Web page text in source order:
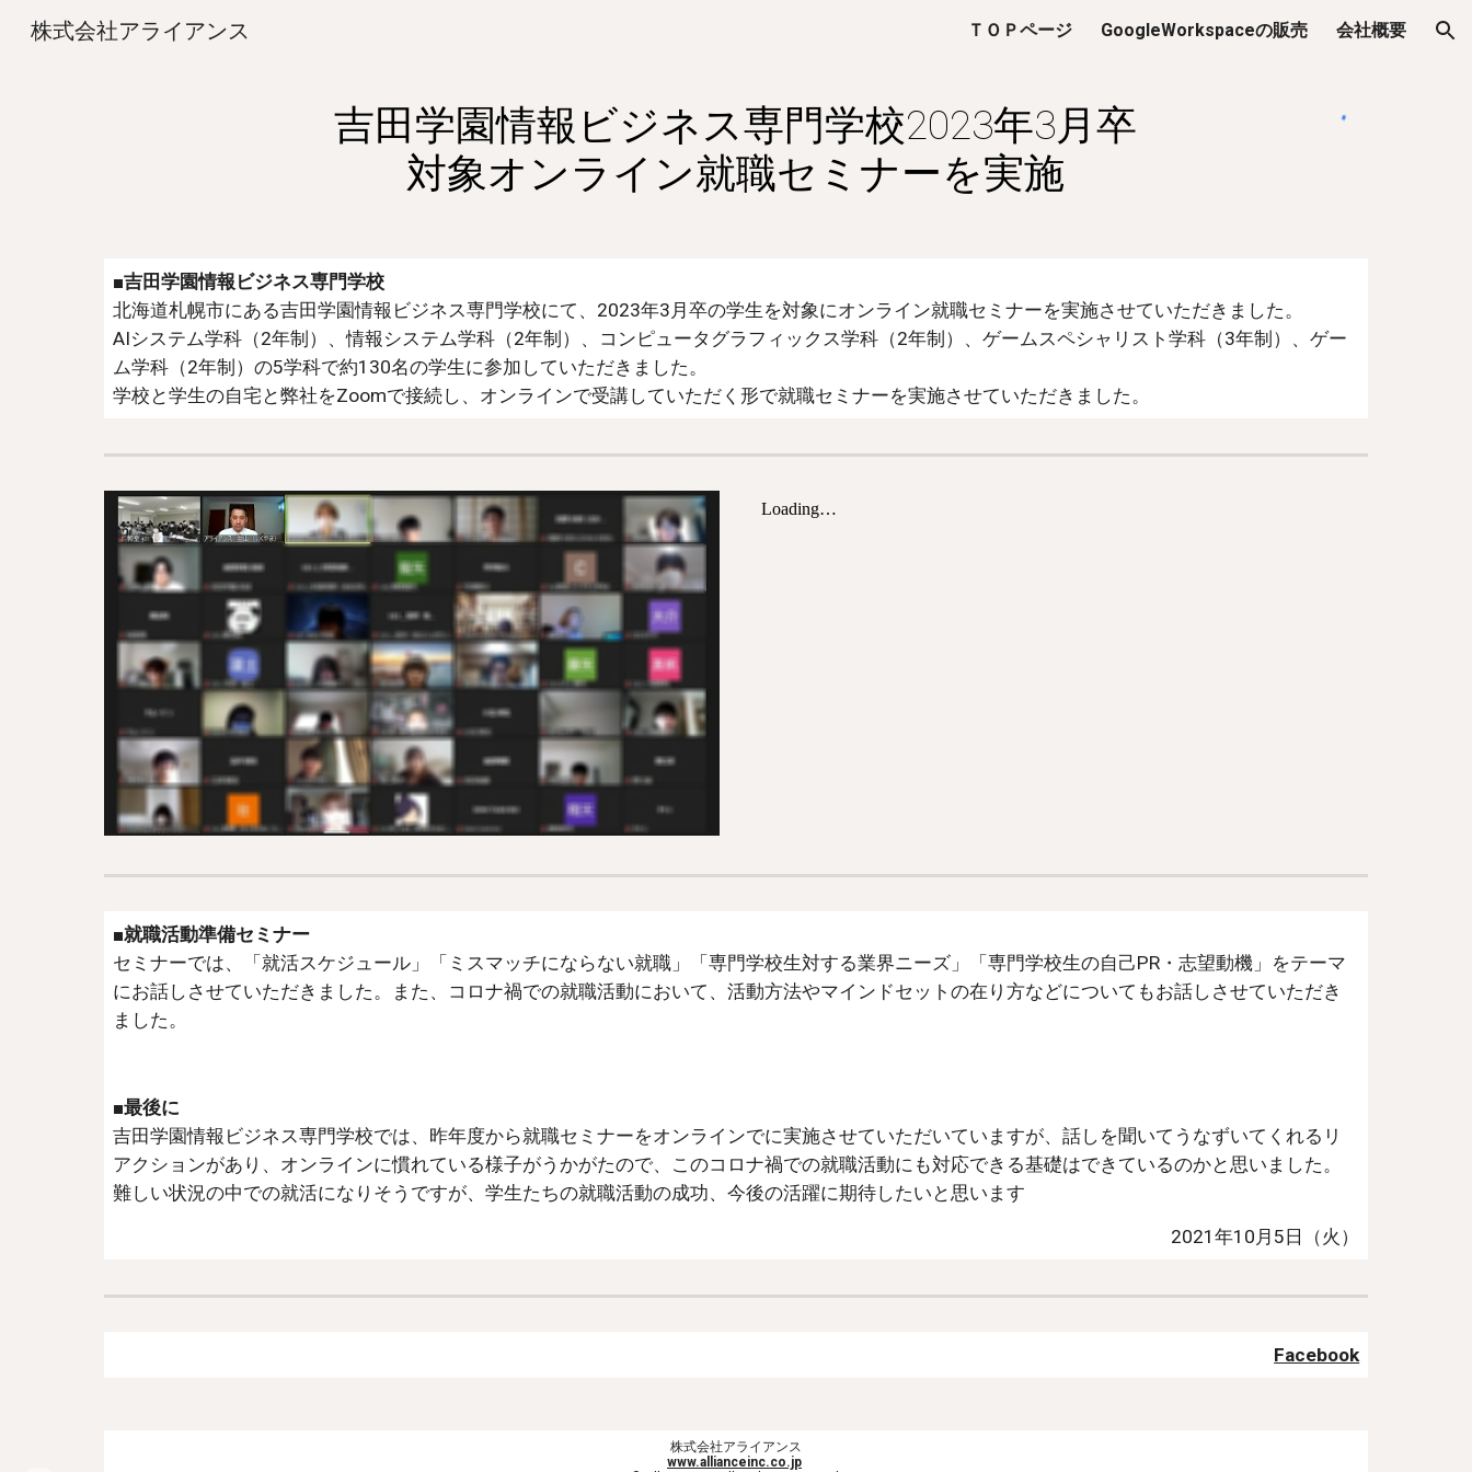
Skip to navigation
株式会社アライアンス ＴＯＰページ GoogleWorkspaceの販売 会社概要
吉田学園情報ビジネス専門学校2023年3月卒
対象オンライン就職セミナーを実施
■吉田学園情報ビジネス専門学校
北海道札幌市にある吉田学園情報ビジネス専門学校にて、2023年3月卒の学生を対象にオンライン就職セミナーを実施させていただきました。
AIシステム学科（2年制）、情報システム学科（2年制）、コンピュータグラフィックス学科（2年制）、ゲームスペシャリスト学科（3年制）、ゲー
ム学科（2年制）の5学科で約130名の学生に参加していただきました。
学校と学生の自宅と弊社をZoomで接続し、 オンラインで受講していただく形で就職セミナーを実施させていただきました。
■就職活動準備セミナー
セミナーでは、「就活スケジュール」「ミスマッチにならない就職」「専門学校生対する業界ニーズ」「専門学校生の自己PR・志望動機」をテーマ
にお話しさせていただきました。また、コロナ禍での就職活動において、活動方法やマインドセットの在り方などについてもお話しさせていただき
ました。
■最後に
吉田学園情報ビジネス専門学校では、 昨年度から就職セミナーをオンラインでに実施させていただいていますが、 話しを聞いてうなずいてくれるリ
アクションがあり、オンラインに慣れている様子がうかがたので、このコロナ禍での就職活動にも対応できる基礎はできているのかと思いました。
難しい状況の中での就活になりそうですが、 学生たちの就職活動の成功、今後の活躍に期待したいと思います
2021年10月5日（火 ）
Facebook
株式会社アライアンス
www.allianceinc.co.jp